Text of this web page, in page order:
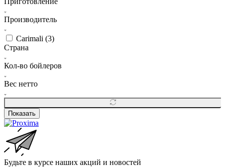
Производитель
Carimali (3)
Страна
Кол-во бойлеров
Вес нетто
Показать
Будьте в курсе наших акций и новостей